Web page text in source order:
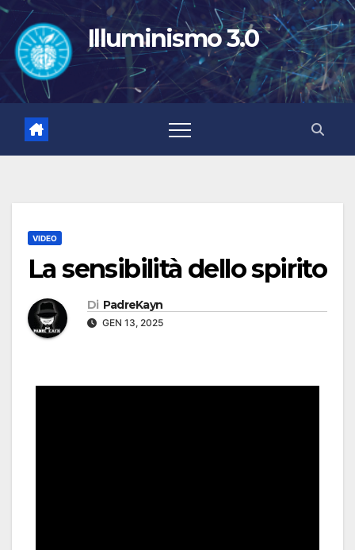
Salta
contenuto
Illuminismo 3.0
VIDEO
La sensibilità dello spirito
Di PadreKayn
GEN 13, 2025